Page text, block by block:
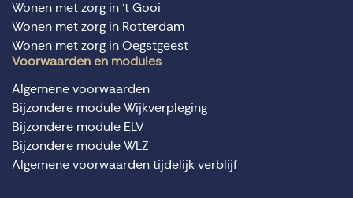
Wonen met zorg in ‘t Gooi
Wonen met zorg in Rotterdam
Wonen met zorg in Oegstgeest
Voorwaarden en modules
Algemene voorwaarden
Bijzondere module Wijkverpleging
Bijzondere module ELV
Bijzondere module WLZ
Algemene voorwaarden tijdelijk verblijf